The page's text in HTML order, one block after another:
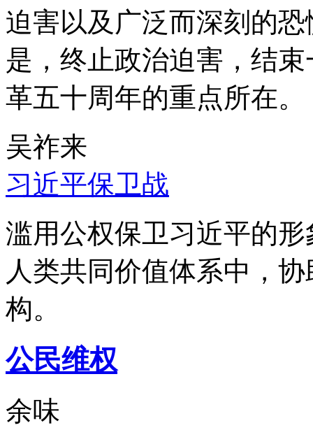
迫害以及广泛而深刻的
是，终止政治迫害，结
革五十周年的重点所在。
吴祚来
习近平保卫战
滥用公权保卫习近平的
人类共同价值体系中，
构。
公民维权
余味